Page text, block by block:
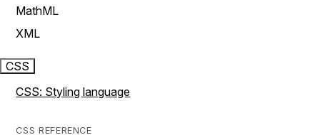
MathML
XML
CSS
CSS: Styling language
CSS REFERENCE